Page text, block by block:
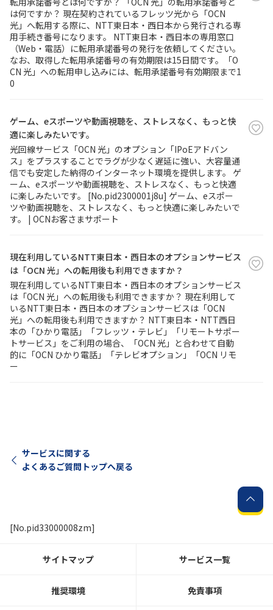
は何ですか？ 現在契約されているフレッツ光から「OCN
光」へ転用する際に、NTT東日本・西日本から発行される専
用手続き番号になります。 NTT東日本・西日本の専用窓口
（Web・電話）に転用承諾番号の発行を依頼してください。
なお、取得した転用承諾番号の有効期限は15日間です。「O
CN 光」への転用申し込みには、転用承諾番号有効期限まで1
0
ゲーム、eスポーツや動画視聴を、ストレスなく、もっと快
適に楽しみたいです。
光回線サービス「OCN 光」のオプション「IPoEアドバン
ス」をプラスすることでラグが少なく遅延に強い、大容量通
信でも安定した納得のインターネット環境を提供します。 ゲ
ーム、eスポーツや動画視聴を、ストレスなく、もっと快適
に楽しみたいです。 [No.pid2300001j8u] ゲーム、eスポー
ツや動画視聴を、ストレスなく、もっと快適に楽しみたいで
す。 | OCNお客さまサポート
現在利用しているNTT東日本・西日本のオプションサービス
は「OCN 光」への転用後も利用できますか？
現在利用しているNTT東日本・西日本のオプションサービス
は「OCN 光」への転用後も利用できますか？ 現在利用して
いるNTT東日本・西日本のオプションサービスは「OCN
光」への転用後も利用できますか？ NTT東日本・NTT西日
本の「ひかり電話」「フレッツ・テレビ」「リモートサポー
トサービス」をご利用の場合、「OCN 光」と合わせて自動
的に「OCN ひかり電話」「テレビオプション」「OCN リモ
ー
サービスに関する
よくあるご質問トップへ戻る
[No.pid33000008zm]
サイトマップ サービス一覧
推奨環境 免責事項